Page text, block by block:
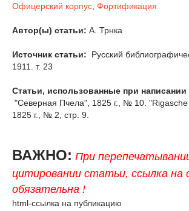
Офицерский корпус Фортификация
Автор(ы) статьи: А. Трнка
Источник статьи:
Русский
1911. т. 23
Статьи, использованные при написании
"Северная Пчела", 1825 г., № 10. "Rigasche
1825 г., № 2, стр. 9.
ВАЖНО: При
цитировании статьи, ссылка на
обязательна !
html-ссылка на публикацию